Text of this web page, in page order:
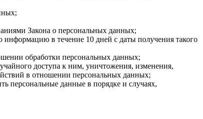
Закона о персональных данных;
в течение 10 дней с даты получения такого
обработки персональных данных;
доступа к ним, уничтожения, изменения,
в отношении персональных данных;
персональные данные в порядке и случаях,